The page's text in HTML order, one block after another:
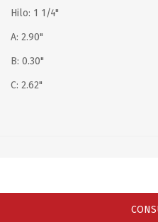
Hilo: 1 1/4"
A: 2.90"
B: 0.30"
C: 2.62"